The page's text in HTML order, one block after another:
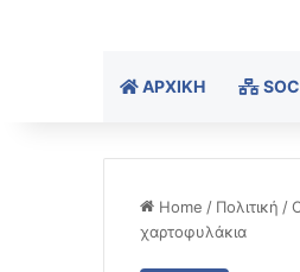
ΑΡΧΙΚΉ
Home / Πολιτική /
χαρτοφυλάκια